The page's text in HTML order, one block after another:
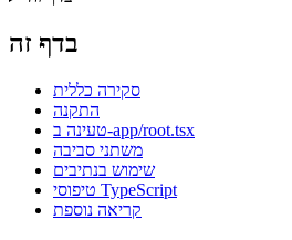
בדף זה
סקירה כללית
התקנה
טעינה ב-app/root.tsx
משתני סביבה
שימוש בנתיבים
טיפוסי TypeScript
קריאה נוספת